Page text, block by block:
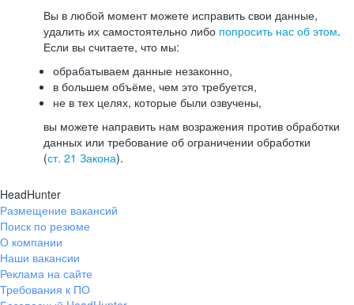
Вы в любой момент можете исправить свои данные,
удалить их самостоятельно либо попросить нас об этом.
Если вы считаете, что мы:
обрабатываем данные незаконно,
в большем объёме, чем это требуется,
не в тех целях, которые были озвучены,
вы можете направить нам возражения против обработки
данных или требование об ограничении обработки
(ст. 21 Закона).
HeadHunter
Размещение вакансий
Поиск по резюме
О компании
Наши вакансии
Реклама на сайте
Требования к ПО